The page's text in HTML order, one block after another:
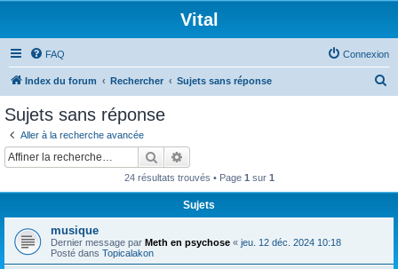
Vital
FAQ Connexion
Index du forum Rechercher Sujets sans réponse
Sujets sans réponse
Aller à la recherche avancée
Rechercher
24 résultats trouvés • Page 1 sur 1
Sujets
musique
Dernier message par Meth en psychose « jeu. 12 déc. 2024 10:18
Posté dans Topicalakon